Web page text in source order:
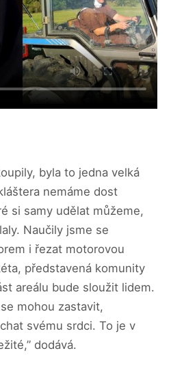
byla to jedna velká
nemáme dost
si samy udělat můžeme,
Naučily jsme se
i řezat motorovou
představená komunity
areálu bude sloužit lidem.
mohou zastavit,
svému srdci. To je v
dodává.